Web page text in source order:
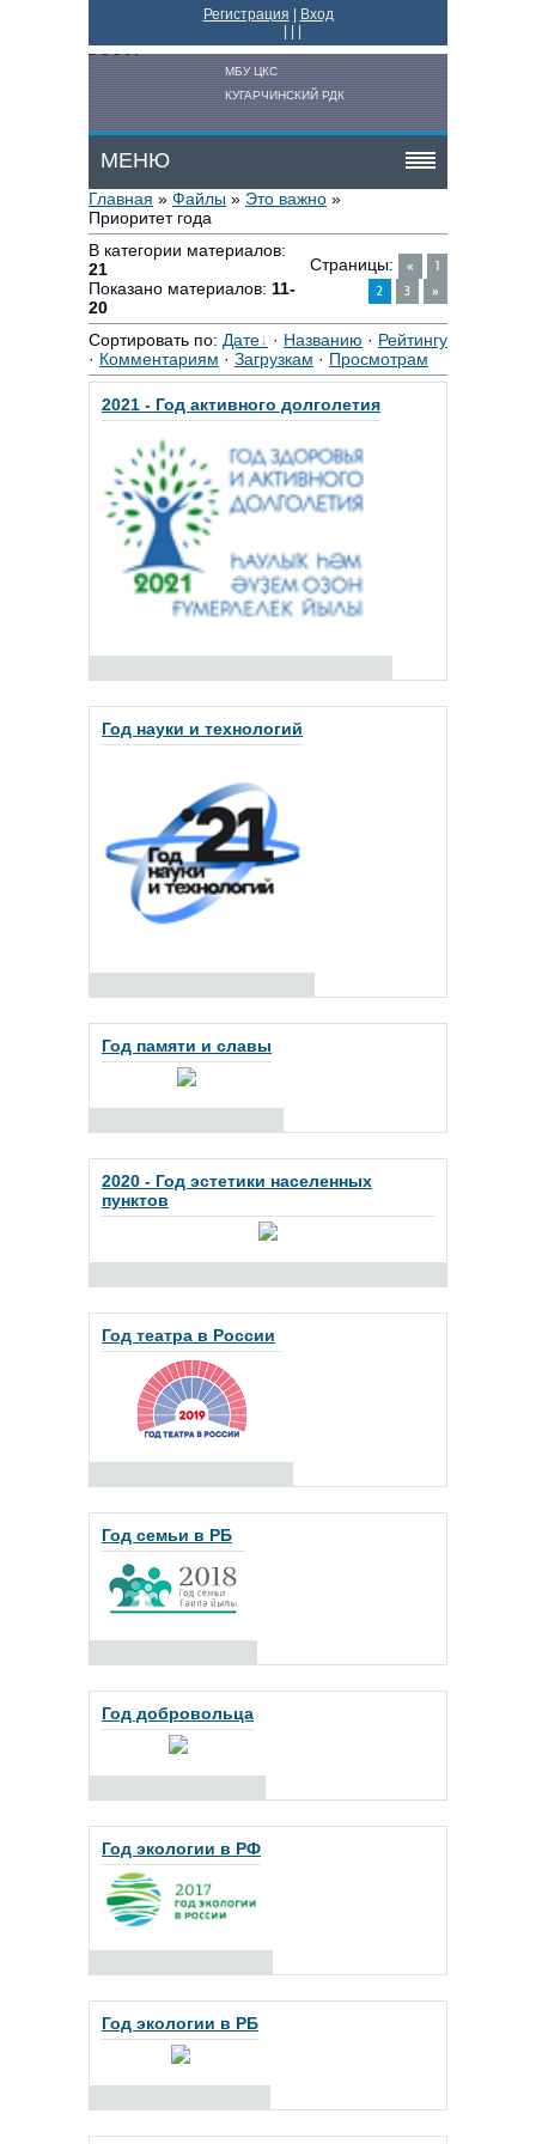
Регистрация
Вход
МБУ ЦКС
КУГАРЧИНСКИЙ РДК
МЕНЮ
Главная » Файлы » Это важно »
Приоритет года
В категории материалов:
21
Показано материалов: 11-
20
Страницы: «
1
2
3 »
Сортировать по: Дате · Названию · Рейтингу
· Комментариям · Загрузкам · Просмотрам
2021 - Год активного долголетия
Год науки и технологий
Год памяти и славы
2020 - Год эстетики населенных
пунктов
Год театра в России
Год семьи в РБ
Год добровольца
Год экологии в РФ
Год экологии в РБ